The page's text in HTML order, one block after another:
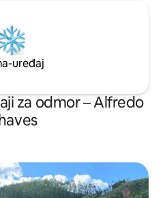
uređaj
za odmor – Alfredo
oznakom „Odabrali gosti”